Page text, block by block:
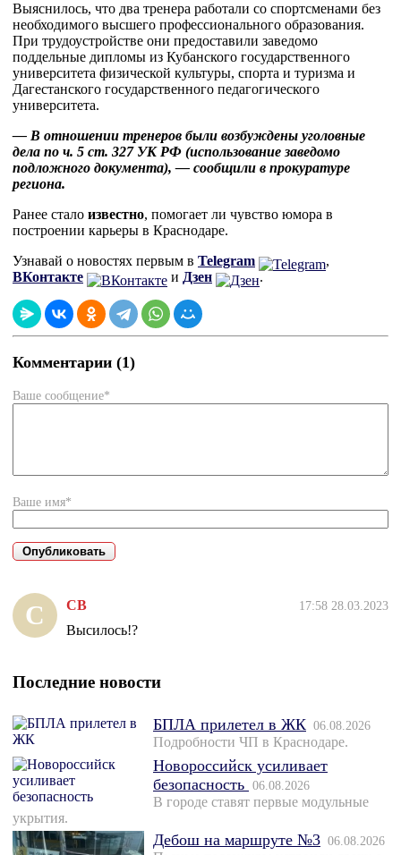
Выяснилось, что два тренера работали со спортсменами без
необходимого высшего профессионального образования.
При трудоустройстве они предоставили заведомо
поддельные дипломы из Кубанского государственного
университета физической культуры, спорта и туризма и
Дагестанского государственного педагогического
университета.
— В отношении тренеров были возбуждены уголовные
дела по ч. 5 ст. 327 УК РФ (использование заведомо
подложного документа), — сообщили в прокуратуре
региона.
Ранее стало известно, помогает ли чувство юмора в
построении карьеры в Краснодаре.
Узнавай о новостях первым в Telegram
,
ВКонтакте
и Дзен .
Комментарии (1)
Ваше сообщение*
Ваше имя*
С СВ 17:58 28.03.2023
Высилось!?
Последние новости
БПЛА прилетел в ЖК 06.08.2026
Подробности ЧП в Краснодаре.
Новороссийск усиливает
безопасность 06.08.2026
В городе ставят первые модульные
укрытия.
Дебош на маршруте №3 06.08.2026